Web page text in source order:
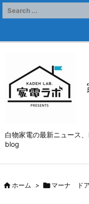
白物家電の最新ニュース
blog
ホーム > マーナ ド